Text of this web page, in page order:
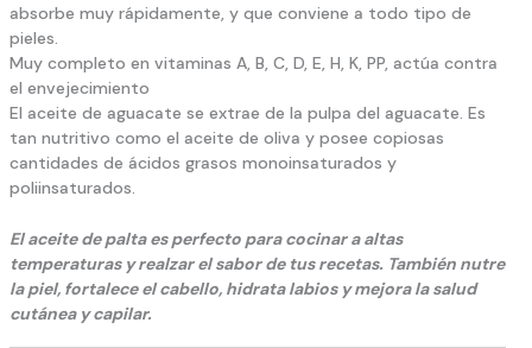
absorbe muy rápidamente, y que conviene a todo tipo de
pieles.
Muy completo en vitaminas A, B, C, D, E, H, K, PP, actúa contra
el envejecimiento
El aceite de aguacate se extrae de la pulpa del aguacate. Es
tan nutritivo como el aceite de oliva y posee copiosas
cantidades de ácidos grasos monoinsaturados y
poliinsaturados.
El aceite de palta es perfecto para cocinar a altas
temperaturas y realzar el sabor de tus recetas. También nutre
la piel, fortalece el cabello, hidrata labios y mejora la salud
cutánea y capilar.